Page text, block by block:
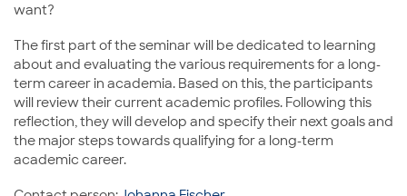
want?
The first part of the seminar will be dedicated to learning
about and evaluating the various requirements for a long-
term career in academia. Based on this, the participants
will review their current academic profiles. Following this
reflection, they will develop and specify their next goals and
the major steps towards qualifying for a long-term
academic career.